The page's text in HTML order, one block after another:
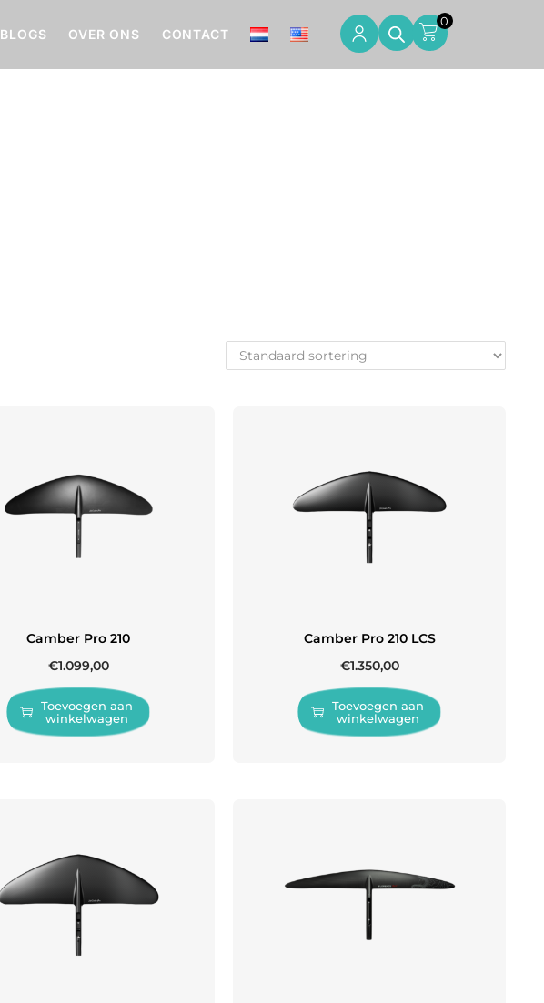
BLOGS OVER ONS CONTACT
0
Camber Pro 210
€1.099,00
Toevoegen aan
winkelwagen
Camber Pro 210 LCS
€1.350,00
Toevoegen aan
winkelwagen